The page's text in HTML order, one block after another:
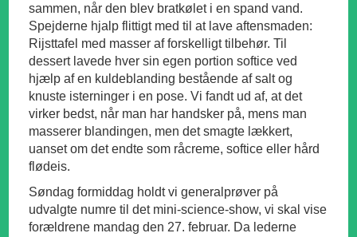
sammen, når den blev bratkølet i en spand vand.
Spejderne hjalp flittigt med til at lave aftensmaden:
Rijsttafel med masser af forskelligt tilbehør. Til
dessert lavede hver sin egen portion softice ved
hjælp af en kuldeblanding bestående af salt og
knuste isterninger i en pose. Vi fandt ud af, at det
virker bedst, når man har handsker på, mens man
masserer blandingen, men det smagte lækkert,
uanset om det endte som råcreme, softice eller hård
flødeis.
Søndag formiddag holdt vi generalprøver på
udvalgte numre til det mini-science-show, vi skal vise
forældrene mandag den 27. februar. Da lederne